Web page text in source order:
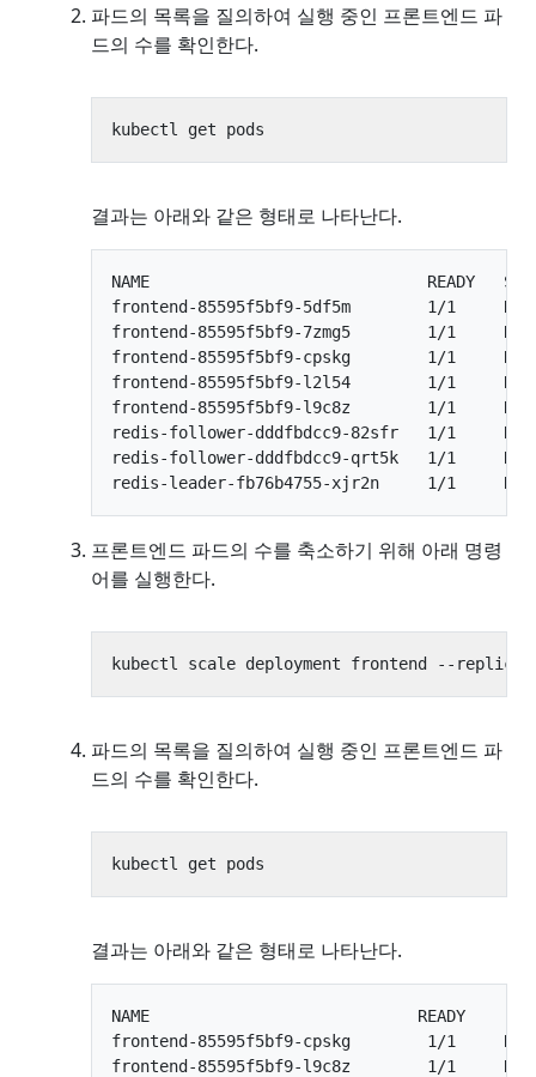
파드의 목록을 질의하여 실행 중인 프론트엔드 파
드의 수를 확인한다.
결과는 아래와 같은 형태로 나타난다.
NAME                             READY
frontend-85595f5bf9-5df5m        1/1
frontend-85595f5bf9-7zmg5        1/1
frontend-85595f5bf9-cpskg        1/1
frontend-85595f5bf9-l2l54        1/1
frontend-85595f5bf9-l9c8z        1/1
redis-follower-dddfbdcc9-82sfr   1/1
redis-follower-dddfbdcc9-qrt5k   1/1
프론트엔드 파드의 수를 축소하기 위해 아래 명령
어를 실행한다.
kubectl scale deployment frontend --replicas
파드의 목록을 질의하여 실행 중인 프론트엔드 파
드의 수를 확인한다.
결과는 아래와 같은 형태로 나타난다.
NAME                            READY
frontend-85595f5bf9-cpskg        1/1
frontend-85595f5bf9-l9c8z        1/1